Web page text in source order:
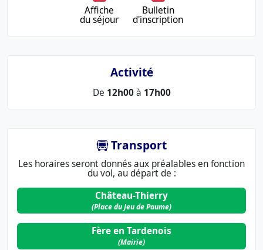
Affiche
du séjour
Bulletin
d'inscription
Activité
De 12h00à 17h00
Transport
Les horaires seront donnés aux préalables en fonction
du vol, au départ de :
Château-Thierry
(Place du Jeu de Paume)
Fère en Tardenois
(Mairie)